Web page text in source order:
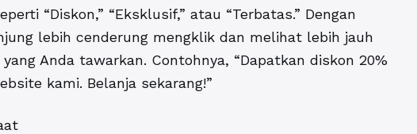
“Diskon,” “Eksklusif,” atau “Terbatas.” Dengan
lebih cenderung mengklik dan melihat lebih jauh
Anda tawarkan. Contohnya, “Dapatkan diskon 20%
kami. Belanja sekarang!”